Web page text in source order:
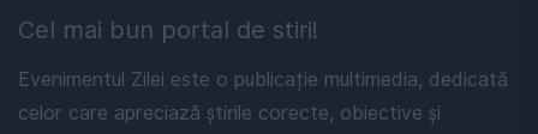
Cel mai bun portal de stiri!
Evenimentul Zilei este o publicație multimedia, dedicată
celor care apreciază știrile corecte, obiective și